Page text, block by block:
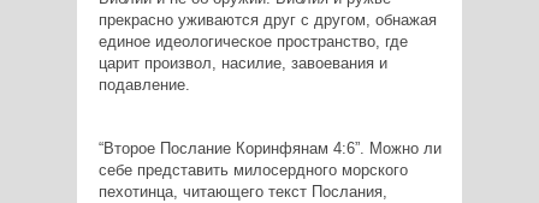
прекрасно уживаются друг с другом, обнажая
единое идеологическое пространство, где
царит произвол, насилие, завоевания и
подавление.
“Второе Послание Коринфянам 4:6”. Можно ли
себе представить милосердного морского
пехотинца, читающего текст Послания,